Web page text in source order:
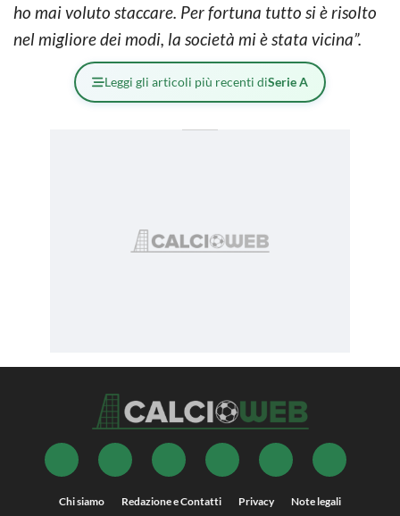
ho mai voluto staccare. Per fortuna tutto si è risolto
nel migliore dei modi, la società mi è stata vicina”.
Leggi gli articoli più recenti diSerie A
Chi siamo Redazione e Contatti Privacy Note legali